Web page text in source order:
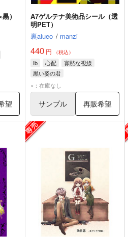
）
望
A7ゲルテナ美術品シール（透
明PET）
裏aiueo / manzi
440 円 （税込）
Ib 心配
寡黙な視線
黒い姿の君
×：在庫なし
サンプル 再販希望